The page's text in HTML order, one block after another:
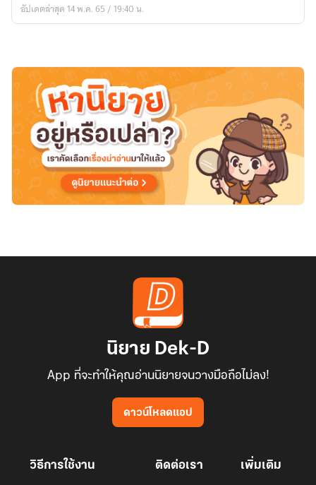
อัปเดตล่าสุด 14 พ.ค. 65 / 19:40 น.
นิยาย Dek-D
App ที่จะทำให้คุณอ่านนิยายจนวางมือถือไม่ลง!
ดาวน์โหลดแอป
วิธีการใช้งาน ติดต่อเรา เพิ่มเติม